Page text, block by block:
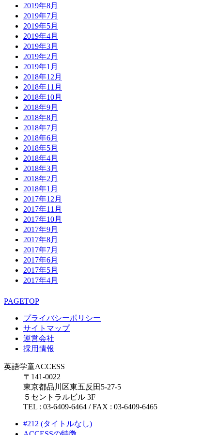
2019年8月
2019年7月
2019年5月
2019年4月
2019年3月
2019年2月
2019年1月
2018年12月
2018年11月
2018年10月
2018年9月
2018年8月
2018年7月
2018年6月
2018年5月
2018年4月
2018年3月
2018年2月
2018年1月
2017年12月
2017年11月
2017年10月
2017年9月
2017年8月
2017年7月
2017年6月
2017年5月
2017年4月
PAGETOP
プライバシーポリシー
サイトマップ
運営会社
採用情報
英語学童ACCESS
〒141-0022
東京都品川区東五反田5-27-5
５セントラルビル 3F
TEL : 03-6409-6464 / FAX : 03-6409-6465
#212 (タイトルなし)